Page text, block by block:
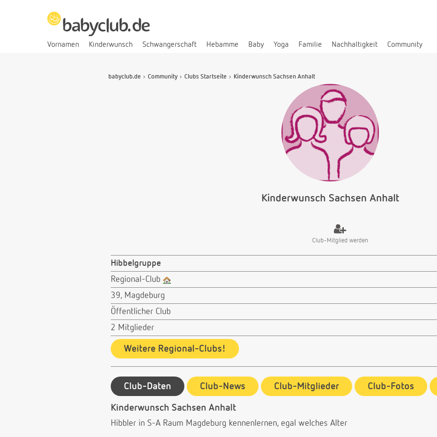
Vornamen Kinderwunsch Schwangerschaft Hebamme Baby Yoga Familie Nachhaltigkeit Community
babyclub.de Community Clubs Startseite Kinderwunsch Sachsen Anhalt
Kinderwunsch Sachsen Anhalt
Club-Mitglied werden
Hibbelgruppe
Regional-Club
39, Magdeburg
Öffentlicher Club
2 Mitglieder
Weitere Regional-Clubs!
Club-Daten Club-News Club-Mitglieder Club-Fotos
Kinderwunsch Sachsen Anhalt
Hibbler in S-A Raum Magdeburg kennenlernen, egal welches Alter